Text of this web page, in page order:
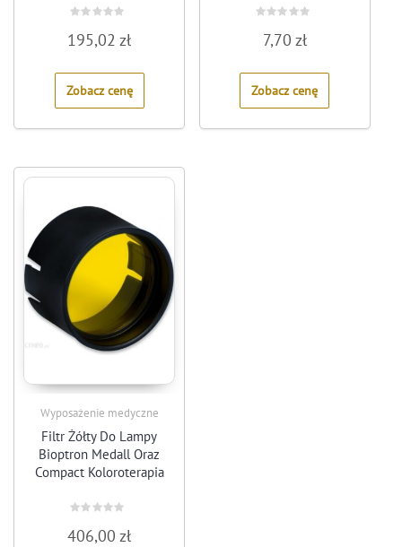
0
out
5
195,02zł
Zobacz cenę
out
5
7,70 zł
Zobacz cenę
Wyposażenie medyczne
Filtr Żółty Do Lampy
Bioptron Medall Oraz
Compact Koloroterapia
0
406,00zł